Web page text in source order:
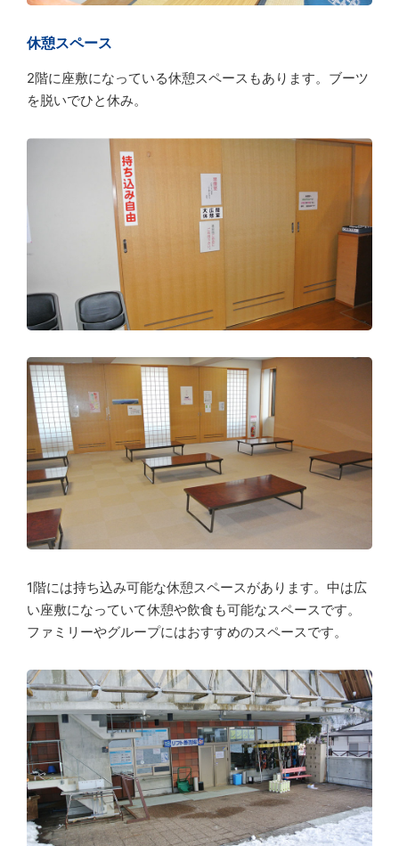
休憩スペース
2階に座敷になっている休憩スペースもあります。ブーツ
を脱いでひと休み。
1階には持ち込み可能な休憩スペースがあります。中は広
い座敷になっていて休憩や飲食も可能なスペースです。
ファミリーやグループにはおすすめのスペースです。